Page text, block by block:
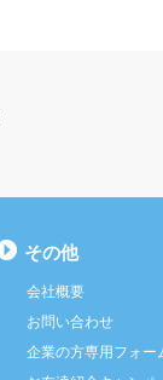
その他
会社概要
お問い合わせ
企業の方専用フォー